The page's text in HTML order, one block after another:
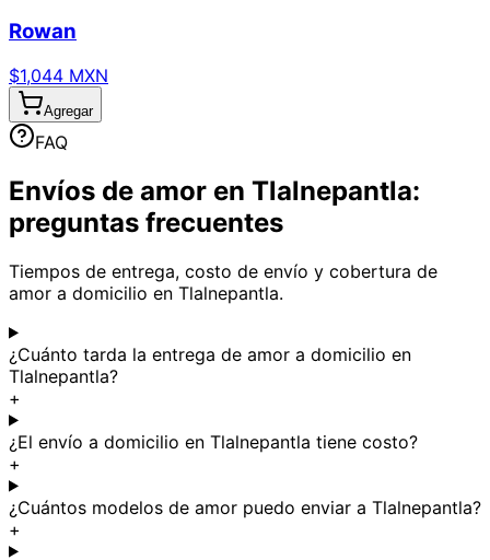
Rowan
$1,044 MXN
Agregar
FAQ
Envíos de amor en Tlalnepantla:
preguntas frecuentes
Tiempos de entrega, costo de envío y cobertura de
amor a domicilio en Tlalnepantla.
¿Cuánto tarda la entrega de amor a domicilio en
Tlalnepantla?
+
¿El envío a domicilio en Tlalnepantla tiene costo?
+
¿Cuántos modelos de amor puedo enviar a Tlalnepantla?
+